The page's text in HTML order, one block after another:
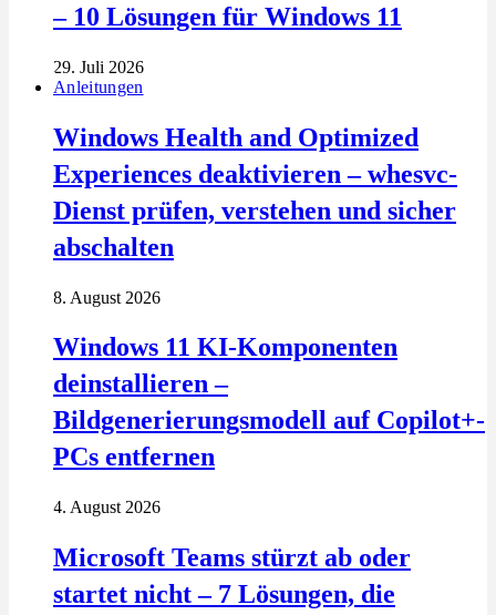
– 10 Lösungen für Windows 11
29. Juli 2026
Anleitungen
Windows Health and Optimized
Experiences deaktivieren – whesvc-
Dienst prüfen, verstehen und sicher
abschalten
8. August 2026
Windows 11 KI-Komponenten
deinstallieren –
Bildgenerierungsmodell auf Copilot+-
PCs entfernen
4. August 2026
Microsoft Teams stürzt ab oder
startet nicht – 7 Lösungen, die